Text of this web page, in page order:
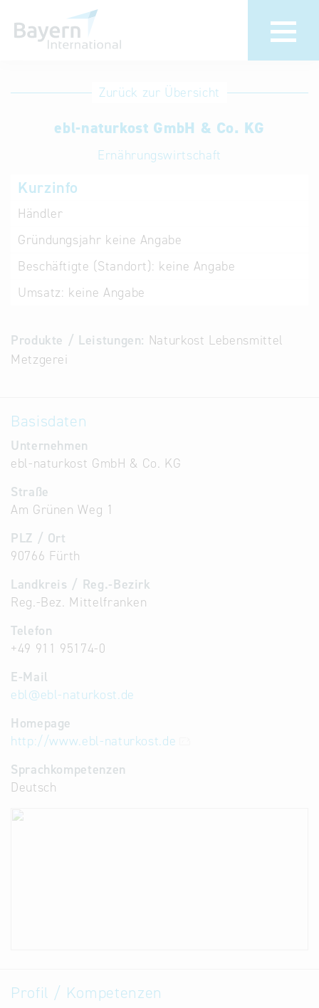
Anmeldung
Unternehmen
anmelden
Eintrag
löschen
Aktualisieren
Bavaria“
Datenbank
Alternative
Zurück zur Übersicht
ebl-naturkost GmbH & Co. KG
Ernährungswirtschaft
Kurzinfo
Händler
Gründungsjahr keine Angabe
Beschäftigte (Standort): keine Angabe
Umsatz: keine Angabe
Produkte / Leistungen: Naturkost Lebensmittel
Metzgerei
Basisdaten
Unternehmen
ebl-naturkost GmbH & Co. KG
Straße
Am Grünen Weg 1
PLZ / Ort
90766 Fürth
Landkreis / Reg.-Bezirk
Reg.-Bez. Mittelfranken
Telefon
+49 911 95174-0
E-Mail
ebl@ebl-naturkost.de
Homepage
http://www.ebl-naturkost.de
Sprachkompetenzen
Deutsch
Profil / Kompetenzen